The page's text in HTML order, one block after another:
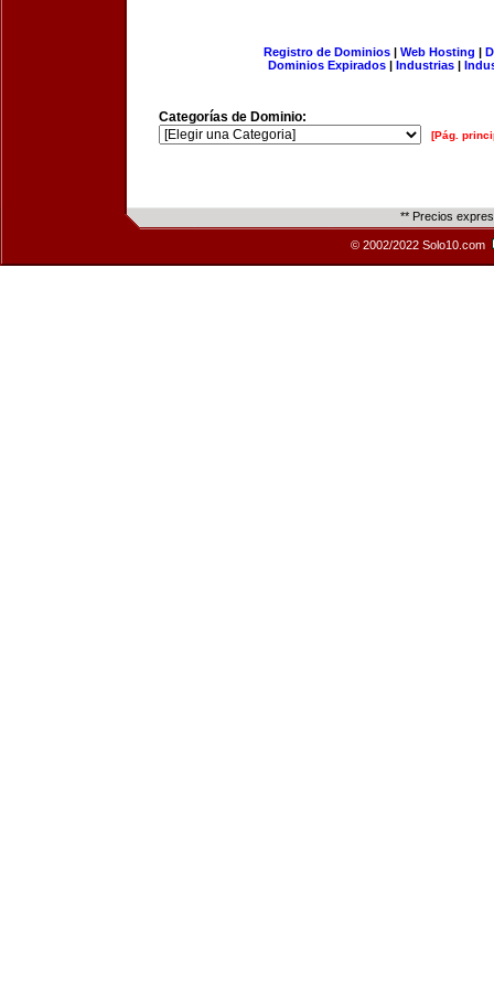
Registro de Dominios| Web Hosting |
Dominios Expirados | Industrias |
Categorías de Dominio:
[Pág.
** Precios
© 2002/2022 Solo10.com